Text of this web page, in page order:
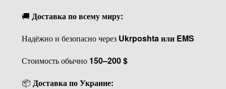
🚚 Доставка по всему миру:
Надёжно и безопасно через Ukrposhta или EMS
Стоимость обычно 150–200 $
📦 Доставка по Украине: